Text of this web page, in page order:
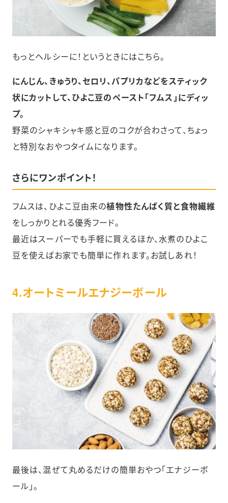
もっとヘルシーに！というときにはこちら。
にんじん、きゅうり、セロリ、パプリカなどをスティック
状にカットして、ひよこ豆のペースト「フムス」にディッ
プ。
野菜のシャキシャキ感と豆のコクが合わさって、ちょっ
と特別なおやつタイムになります。
さらにワンポイント！
フムスは、ひよこ豆由来の植物性たんぱく質と食物繊維
をしっかりとれる優秀フード。
最近はスーパーでも手軽に買えるほか、水煮のひよこ
豆を使えばお家でも簡単に作れます。お試しあれ！
4.オートミールエナジーボール
最後は、混ぜて丸めるだけの簡単おやつ「エナジーボ
ール」。